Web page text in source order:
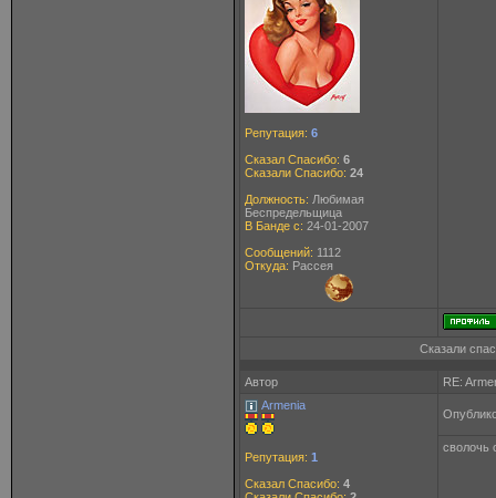
Репутация: 6
Сказал Спасибо: 6
Сказали Спасибо: 24
Должность: Любимая
Беспредельщица
В Банде с: 24-01-2007
Сообщений: 1112
Откуда: Рассея
Сказали
Автор
RE:
Armenia
Репутация: 1
Сказал Спасибо: 4
сволочь